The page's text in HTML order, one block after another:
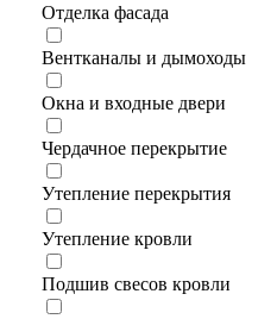
Отделка фасада
Вентканалы и дымоходы
Окна и входные двери
Чердачное перекрытие
Утепление перекрытия
Утепление кровли
Подшив свесов кровли